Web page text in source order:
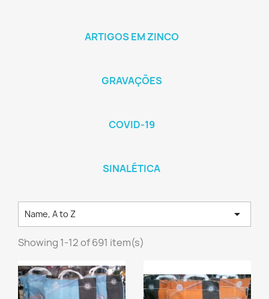
ARTIGOS EM ZINCO
GRAVAÇÕES
COVID-19
SINALÉTICA
Name, A to Z 
Showing 1-12 of 691 item(s)